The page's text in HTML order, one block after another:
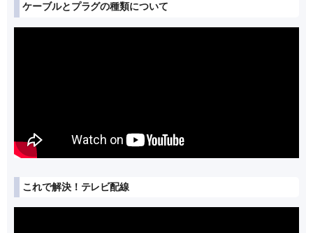
ケーブルとプラグの種類について
これで解決！テレビ配線